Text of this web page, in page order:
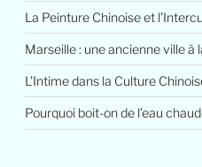
La Peinture Chinoise et
Marseille : une ancienne ville à
L’Intime dans la Culture
Pourquoi boit-on de l’eau